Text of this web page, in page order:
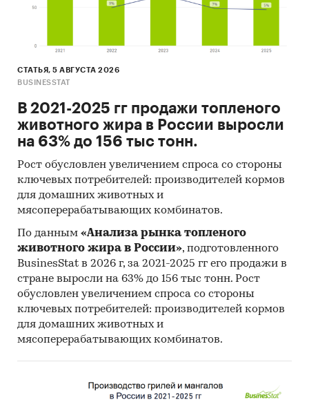
СТАТЬЯ, 5 АВГУСТА 2026
BUSINESSTAT
В 2021-2025 гг продажи топленого
животного жира в России выросли
на 63% до 156 тыс тонн.
Рост обусловлен увеличением спроса со стороны
ключевых потребителей: производителей кормов
для домашних животных и
мясоперерабатывающих комбинатов.
По данным «Анализа рынка топленого
животного жира в России», подготовленного
BusinesStat в 2026 г, за 2021-2025 гг его продажи в
стране выросли на 63% до 156 тыс тонн. Рост
обусловлен увеличением спроса со стороны
ключевых потребителей: производителей кормов
для домашних животных и
мясоперерабатывающих комбинатов.